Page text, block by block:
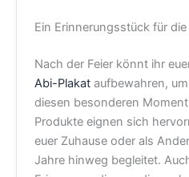
Ein Erinnerungsstück für
Nach der Feier könnt ihr
Abi-Plakat aufbewahren,
diesen besonderen
Produkte eignen sich
euer Zuhause oder als
Jahre hinweg begleitet.